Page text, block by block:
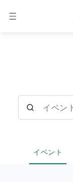
メニュー
イベント